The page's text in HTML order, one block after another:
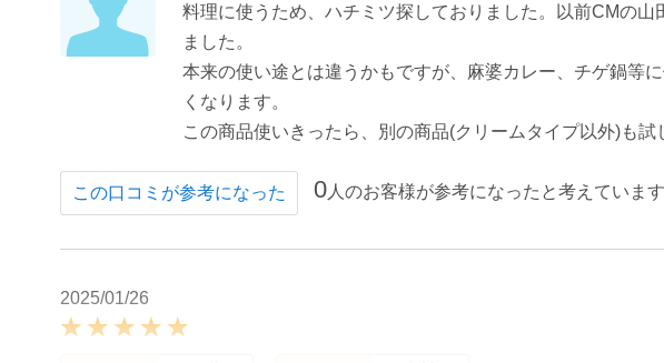
料理に使うため、ハチミツ探しておりました。以前CMの
ました。
本来の使い途とは違うかもですが、麻婆カレー、チゲ鍋等
くなります。
この商品使いきったら、別の商品(クリームタイプ以外)も試
この口コミが参考になった 0人のお客様が参考になったと考えています
2025/01/26